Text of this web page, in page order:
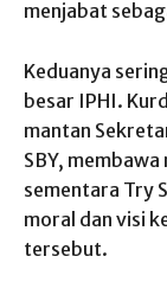
menjabat
Keduanya
besar IPHI.
mantan
SBY,
sementara Try
moral dan visi
tersebut.